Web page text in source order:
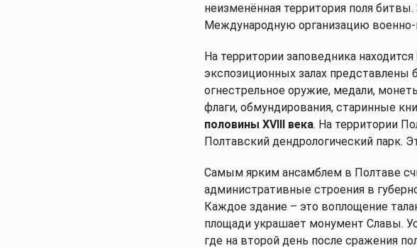
неизменённая территория поля
Международную организацию
На территории заповедника находится
экспозиционных залах представлены
огнестрельное оружие, медали,
флаги, обмундирования, старинные
половины XVIII века. На территории
Полтавский дендрологический парк.
Самым ярким ансамблем в Полтаве
административные строения в
Каждое здание – это воплощение
площади украшает монумент Славы.
где на второй день после сражения